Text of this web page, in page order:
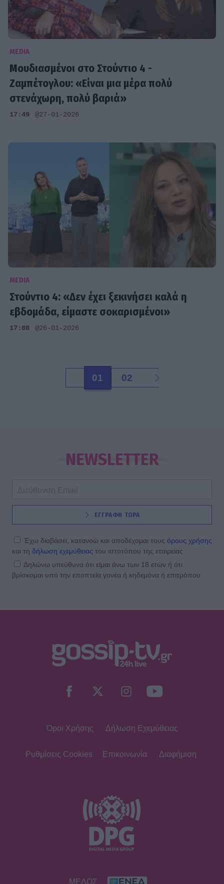
MEDIA
Μουδιασμένοι στο Στούντιο 4 -
Ζαμπέτογλου: «Είναι μια μέρα πολύ
στενάχωρη, πολύ βαριά»
17:49 @27-01-2026
MEDIA
Στούντιο 4: «Δεν έχει ξεκινήσει καλά η
εβδομάδα, είμαστε σοκαρισμένοι»
17:08 @26-01-2026
01 02
NEWSLETTER
ΕΓΓΡΑΦΗ ΤΩΡΑ
Έχω διαβάσει, κατανοώ και αποδέχομαι τους όρους χρήσης
και τη δήλωση εχεμύθειας του ιστοτόπου της εταιρείας
Δηλώνω υπεύθυνα ότι είμαι άνω των 18 ετών ή ότι
βρίσκομαι υπό την εποπτεία γονέα ή κηδεμόνα ή επιτρόπου
Όροι Χρήσης Δήλωση Εχεμύθειας
Ρυθμίσεις Cookies Επικοινωνία Διαφήμιση
ΜΕΛΟΣ